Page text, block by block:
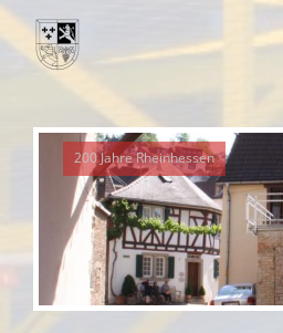
Nachrichten
Leben
Verwaltung
Tourismus
Gemeinden
200 Jahre Rheinhessen